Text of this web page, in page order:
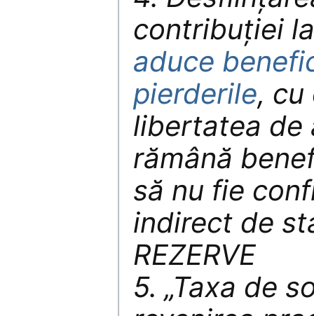
contribuției
aduce
pierderile,
libertatea de
rămână
să nu fie
indirect de
REZERVE
5. „Taxa de